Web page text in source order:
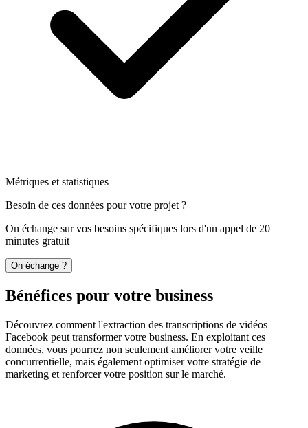
Métriques et statistiques
Besoin de ces données pour votre projet ?
On échange sur vos besoins spécifiques lors d'un appel de 20
minutes gratuit
On échange ?
Bénéfices pour votre business
Découvrez comment l'extraction des transcriptions de vidéos
Facebook peut transformer votre business. En exploitant ces
données, vous pourrez non seulement améliorer votre veille
concurrentielle, mais également optimiser votre stratégie de
marketing et renforcer votre position sur le marché.